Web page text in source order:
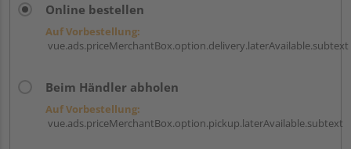
Online bestellen
Auf Vorbestellung:
vue.ads.priceMerchantBox.option.delivery.laterAvailable.subtext
Beim Händler abholen
Auf Vorbestellung:
vue.ads.priceMerchantBox.option.pickup.laterAvailable.subtext